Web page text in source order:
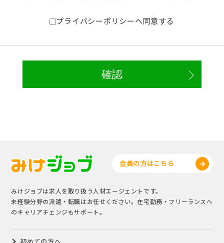
プライバシーポリシーへ同意する
会員の方はこちら
みけジョブは求人を取り扱う人材エージェントです。
未経験分野の派遣・転職はお任せください。在宅勤務・フリーランスへ
のキャリアチェンジもサポート。